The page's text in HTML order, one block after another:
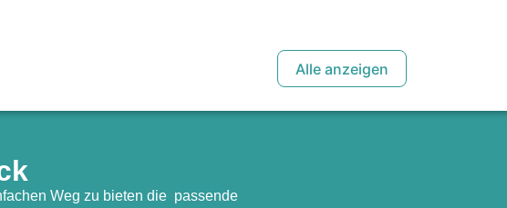
Alle anzeigen
Weg zu bieten die passende